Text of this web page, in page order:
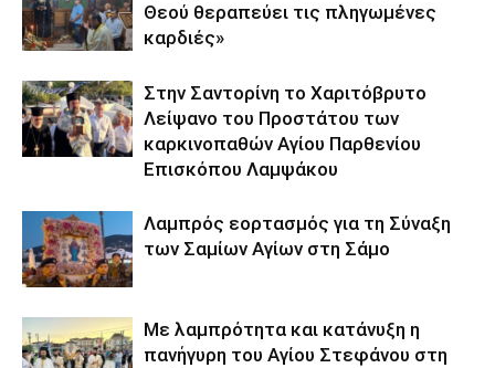
Θεού θεραπεύει τις πληγωμένες
καρδιές»
Στην Σαντορίνη το Χαριτόβρυτο
Λείψανο του Προστάτου των
καρκινοπαθών Αγίου Παρθενίου
Επισκόπου Λαμψάκου
Λαμπρός εορτασμός για τη Σύναξη
των Σαμίων Αγίων στη Σάμο
Με λαμπρότητα και κατάνυξη η
πανήγυρη του Αγίου Στεφάνου στη